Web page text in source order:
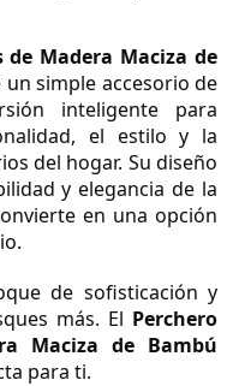
Madera Maciza de
simple accesorio de
inteligente para
el estilo y la
del hogar. Su diseño
en una opción
de sofisticación y
más. El Perchero
Maciza de Bambú
para ti.